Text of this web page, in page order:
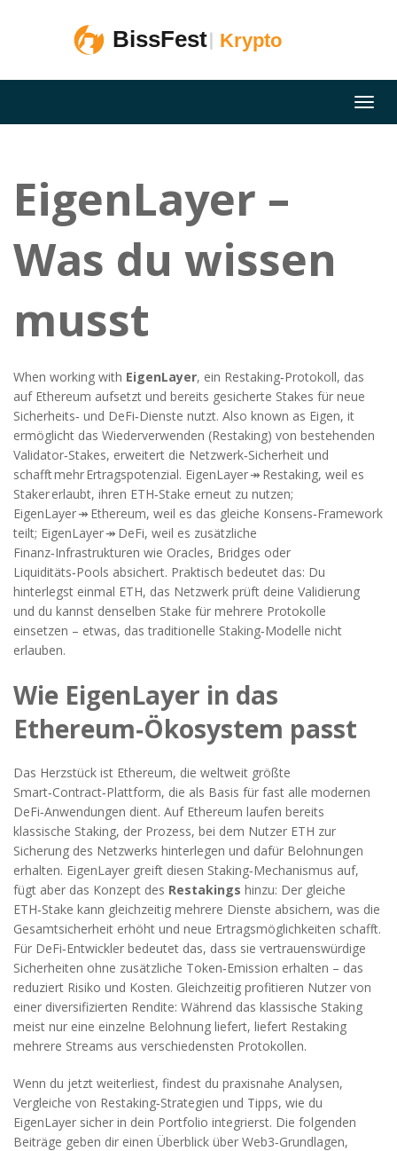
EigenLayer –
Was du wissen
musst
When working with EigenLayer, ein Restaking‑Protokoll, das
auf Ethereum aufsetzt und bereits gesicherte Stakes für neue
Sicherheits‑ und DeFi‑Dienste nutzt. Also known as Eigen, it
ermöglicht das Wiederverwenden (Restaking) von bestehenden
Validator‑Stakes, erweitert die Netzwerk‑Sicherheit und
schafft mehr Ertragspotenzial. EigenLayer ↠ Restaking, weil es
Staker erlaubt, ihren ETH‑Stake erneut zu nutzen;
EigenLayer ↠ Ethereum, weil es das gleiche Konsens‑Framework
teilt; EigenLayer ↠ DeFi, weil es zusätzliche
Finanz‑Infrastrukturen wie Oracles, Bridges oder
Liquiditäts‑Pools absichert. Praktisch bedeutet das: Du
hinterlegst einmal ETH, das Netzwerk prüft deine Validierung
und du kannst denselben Stake für mehrere Protokolle
einsetzen – etwas, das traditionelle Staking‑Modelle nicht
erlauben.
Wie EigenLayer in das
Ethereum‑Ökosystem passt
Das Herzstück ist Ethereum, die weltweit größte
Smart‑Contract‑Plattform, die als Basis für fast alle modernen
DeFi‑Anwendungen dient. Auf Ethereum laufen bereits
klassische Staking, der Prozess, bei dem Nutzer ETH zur
Sicherung des Netzwerks hinterlegen und dafür Belohnungen
erhalten. EigenLayer greift diesen Staking‑Mechanismus auf,
fügt aber das Konzept des Restakings hinzu: Der gleiche
ETH‑Stake kann gleichzeitig mehrere Dienste absichern, was die
Gesamtsicherheit erhöht und neue Ertragsmöglichkeiten schafft.
Für DeFi‑Entwickler bedeutet das, dass sie vertrauenswürdige
Sicherheiten ohne zusätzliche Token‑Emission erhalten – das
reduziert Risiko und Kosten. Gleichzeitig profitieren Nutzer von
einer diversifizierten Rendite: Während das klassische Staking
meist nur eine einzelne Belohnung liefert, liefert Restaking
mehrere Streams aus verschiedensten Protokollen.
Wenn du jetzt weiterliest, findest du praxisnahe Analysen,
Vergleiche von Restaking‑Strategien und Tipps, wie du
EigenLayer sicher in dein Portfolio integrierst. Die folgenden
Beiträge geben dir einen Überblick über Web3‑Grundlagen,